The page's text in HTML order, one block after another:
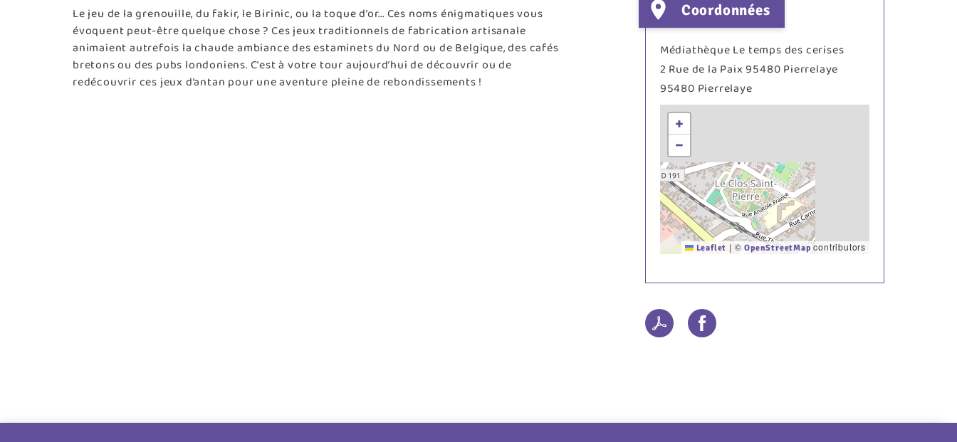
Le jeu de la grenouille, du fakir, le Birinic, ou la toque d’or... Ces noms énigmatiques vous
évoquent peut-être quelque chose ? Ces jeux traditionnels de fabrication artisanale
animaient autrefois la chaude ambiance des estaminets du Nord ou de Belgique, des cafés
bretons ou des pubs londoniens. C'est à votre tour aujourd’hui de découvrir ou de
redécouvrir ces jeux d’antan pour une aventure pleine de rebondissements !
Coordonnées
Médiathèque Le temps des cerises
2 Rue de la Paix 95480 Pierrelaye
95480 Pierrelaye
+
−
Leaflet | ©OpenStreetMapcontributors